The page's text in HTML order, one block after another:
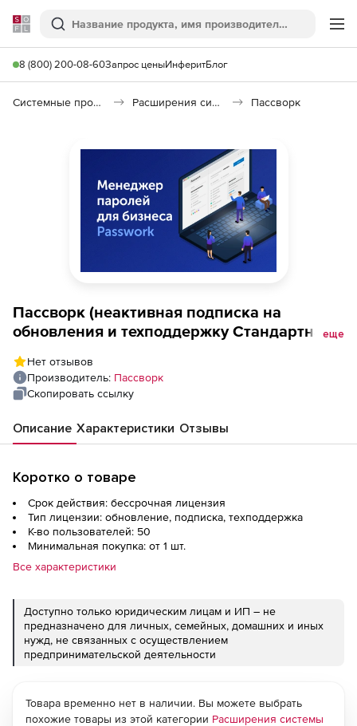
Softline
Поиск
8 (800) 200-08-60Запрос ценыИнферитБлог
Системные программы Расширения системы Пассворк
Пассворк (неактивная подписка на
обновления и техподдержку Стандартнаяеще
Нет отзывов
Производитель: Пассворк
Скопировать ссылку
Описание Характеристики Отзывы
Коротко о товаре
Срок действия: бессрочная лицензия
Тип лицензии: обновление, подписка, техподдержка
К-во пользователей: 50
Минимальная покупка: от 1 шт.
Все характеристики
Доступно только юридическим лицам и ИП – не
предназначено для личных, семейных, домашних и иных
нужд, не связанных с осуществлением
предпринимательской деятельности
Товара временно нет в наличии. Вы можете выбрать
похожие товары из этой категории Расширения системы